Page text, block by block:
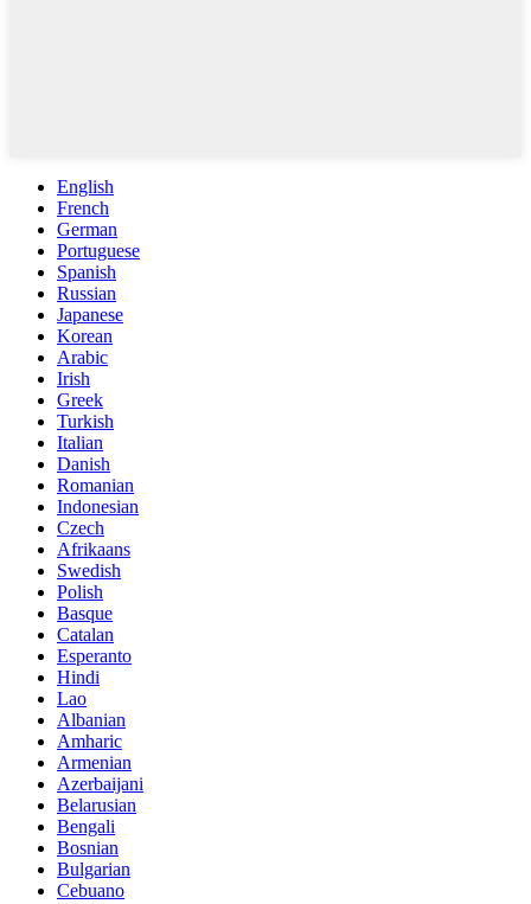
English
French
German
Portuguese
Spanish
Russian
Japanese
Korean
Arabic
Irish
Greek
Turkish
Italian
Danish
Romanian
Indonesian
Czech
Afrikaans
Swedish
Polish
Basque
Catalan
Esperanto
Hindi
Lao
Albanian
Amharic
Armenian
Azerbaijani
Belarusian
Bengali
Bosnian
Bulgarian
Cebuano